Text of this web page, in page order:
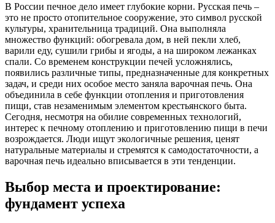
В России печное дело имеет глубокие корни. Русская печь –
это не просто отопительное сооружение, это символ русской
культуры, хранительница традиций. Она выполняла
множество функций: обогревала дом, в ней пекли хлеб,
варили еду, сушили грибы и ягоды, а на широком лежанках
спали. Со временем конструкции печей усложнялись,
появились различные типы, предназначенные для конкретных
задач, и среди них особое место заняла варочная печь. Она
объединила в себе функции отопления и приготовления
пищи, став незаменимым элементом крестьянского быта.
Сегодня, несмотря на обилие современных технологий,
интерес к печному отоплению и приготовлению пищи в печи
возрождается. Люди ищут экологичные решения, ценят
натуральные материалы и стремятся к самодостаточности, а
варочная печь идеально вписывается в эти тенденции.
Выбор места и проектирование:
фундамент успеха